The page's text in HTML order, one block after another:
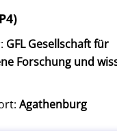
GFL Gesellschaft für
Forschung und
Agathenburg